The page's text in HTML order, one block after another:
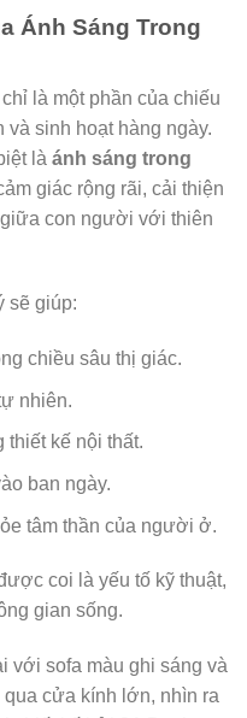
Ánh Sáng Trong
là một phần của chiếu
và sinh hoạt hàng ngày.
là ánh sáng trong
giác rộng rãi, cải thiện
con người với thiên
sẽ giúp:
chiều sâu thị giác.
nhiên.
thiết kế nội thất.
ban ngày.
tâm thần của người ở.
coi là yếu tố kỹ thuật,
gian sống.